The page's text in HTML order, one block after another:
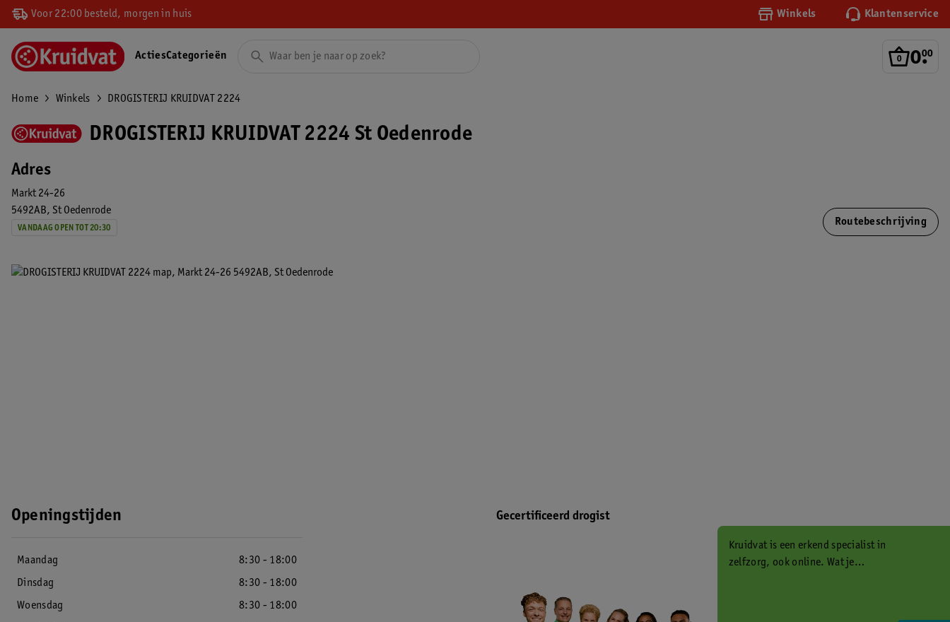
Voor 22:00 besteld, morgen in huis Winkels Klantenservice
0.
00
ActiesCategorieën
Home Winkels DROGISTERIJ KRUIDVAT 2224
DROGISTERIJ KRUIDVAT 2224 St Oedenrode
Adres
Markt 24-26
5492AB
St Oedenrode
VANDAAG OPEN TOT 20:30
Routebeschrijving
Openingstijden
Maandag
8:30 - 18:00
Dinsdag
8:30 - 18:00
Woensdag
8:30 - 18:00
Gecertificeerd drogist
Kruidvat is een erkend specialist in
zelfzorg, ook online. Wat je